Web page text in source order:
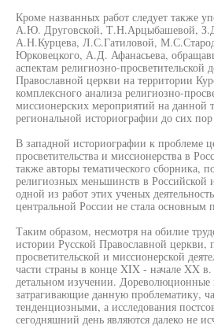
Кроме названных работ следует также
А.Ю. Друговской, Т.Н.Арцыбашевой,
А.Н.Курцева, Л.С.Гатиловой,
Юрковецкого, А.Д. Афанасьева,
аспектам религиозно-просветительской
Православной церкви на территории
комплексного анализа религиозно-
миссионерских мероприятий на данной
региональной историографии до сих пор
В западной историографии к проблеме
просветительства и миссионерства в
также авторы тематического сборника,
религиозных меньшинств в
одной из работ этих ученых
центральной России не стала основным
Таким образом, несмотря на обилие
истории Русской Православной церкви,
просветительской и миссионерской
части страны в конце XIX - начале XX в.
детальном изучении. Дореволюционные
затрагивающие данную проблематику,
тенденциозными, а исследования
сегодняшний день являются далеко не